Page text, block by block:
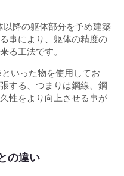
降の躯体部分を予め建築
事により、躯体の精度の
る工法です。
いった物を使用してお
する、つまりは鋼線、鋼
性をより向上させる事が
の違い